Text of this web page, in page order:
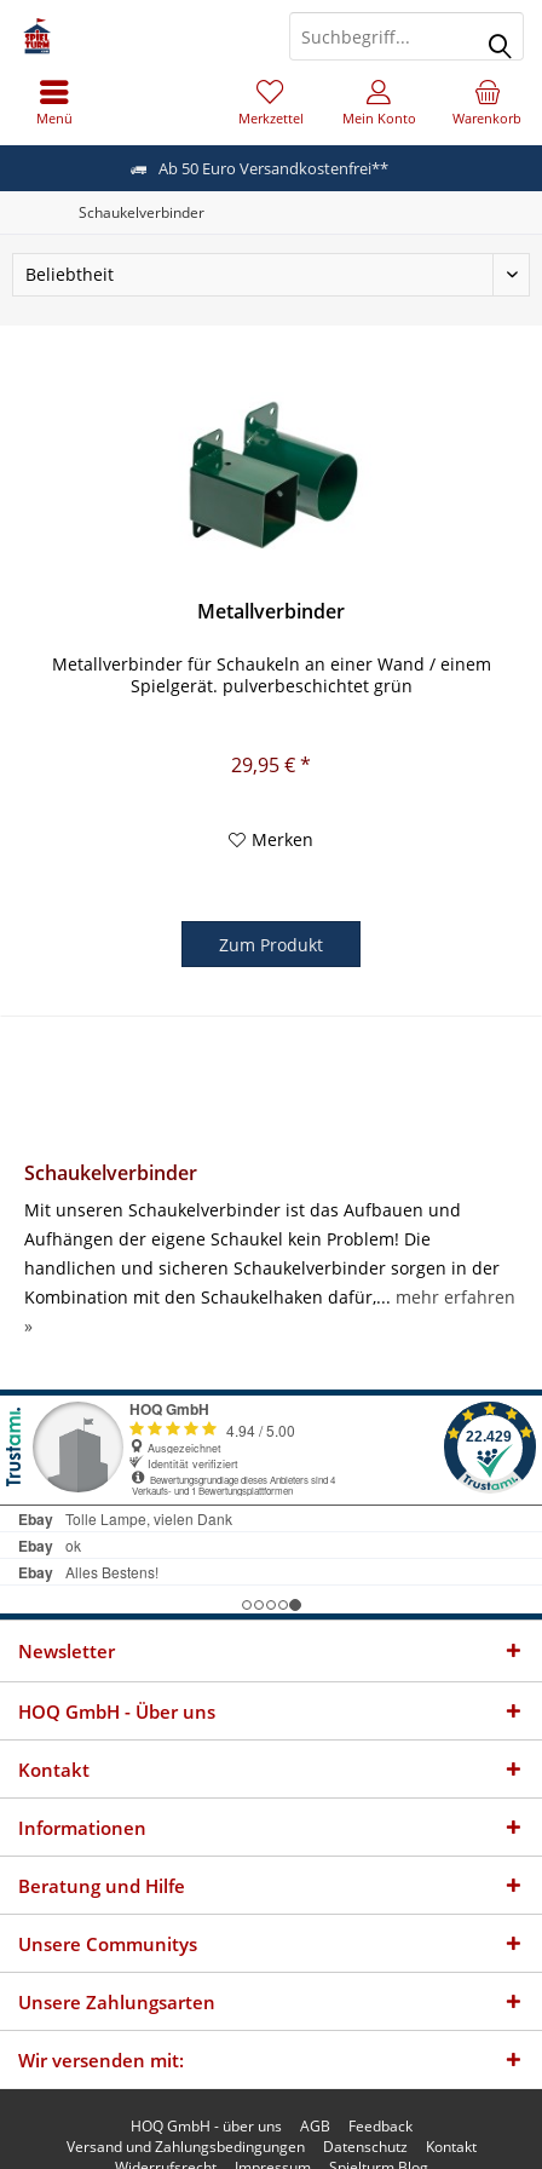
Ab 50 Euro Versandkostenfrei**
Menü Warenkorb
Merkzettel Mein Konto
Schaukelverbinder
Metallverbinder
Metallverbinder für Schaukeln an einer Wand / einem
Spielgerät. pulverbeschichtet grün
29,95 € *
Merken
Zum Produkt
Schaukelverbinder
Mit unseren Schaukelverbinder ist das Aufbauen und
Aufhängen der eigene Schaukel kein Problem! Die
handlichen und sicheren Schaukelverbinder sorgen in der
Kombination mit den Schaukelhaken dafür,... mehr erfahren
»
Newsletter
HOQ GmbH - Über uns
Kontakt
Informationen
Beratung und Hilfe
Unsere Communitys
Unsere Zahlungsarten
Wir versenden mit:
HOQ GmbH - über uns AGB
Feedback
Versand und Zahlungsbedingungen
Datenschutz
Kontakt